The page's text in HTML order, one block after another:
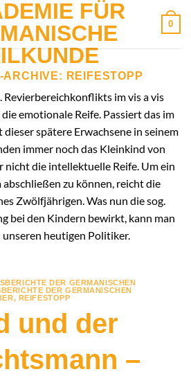
0
ARCHIVE: REIFESTOPP
im vis a vis
emotionale Reife. Passiert das im
spätere Erwachsene in seinem
immer noch das Kleinkind von
nicht die intellektuelle Reife. Um ein
zu können, reicht die
Zwölfjährigen. Was nun die sog.
bei den Kindern bewirkt, kann man
unseren heutigen Politiker.
DER GERMANISCHEN
DER GERMANISCHEN
, REIFESTOPP
und der
–